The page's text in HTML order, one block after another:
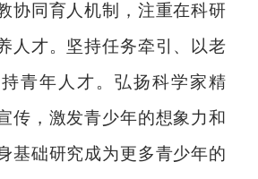
协同育人机制，注重在科研
人才。坚持任务牵引、以老
青年人才。弘扬科学家精
传，激发青少年的想象力和
基础研究成为更多青少年的